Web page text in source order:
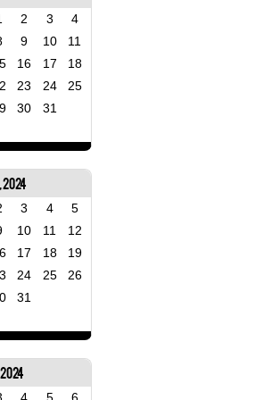
2 3
4
9 10
11
16 17
18
23 24
25
30 31
2024
3 4
5
10 11
12
17 18
19
24 25
26
31